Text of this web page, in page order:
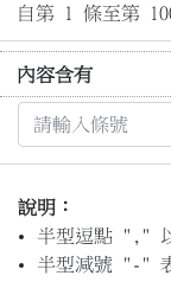
自第 1 條至第
內容含有
說明：
半型逗點 ","
半型減號 "-"